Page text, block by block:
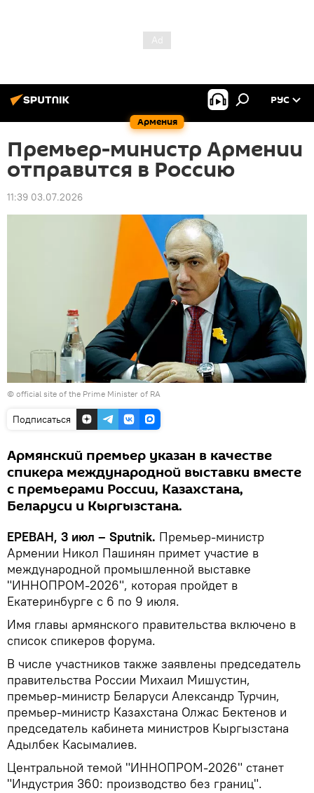
Армения
РУС
Премьер-министр Армении
отправится в Россию
11:39 03.07.2026
© official site of the Prime Minister of RA
Подписаться
Армянский премьер указан в качестве
спикера международной выставки вместе
с премьерами России, Казахстана,
Беларуси и Кыргызстана.
ЕРЕВАН, 3 июл – Sputnik. Премьер-министр
Армении Никол Пашинян примет участие в
международной промышленной выставке
"ИННОПРОМ-2026", которая пройдет в
Екатеринбурге с 6 по 9 июля.
Имя главы армянского правительства включено в
список спикеров форума.
В числе участников также заявлены председатель
правительства России Михаил Мишустин,
премьер-министр Беларуси Александр Турчин,
премьер-министр Казахстана Олжас Бектенов и
председатель кабинета министров Кыргызстана
Адылбек Касымалиев.
Центральной темой "ИННОПРОМ-2026" станет
"Индустрия 360: производство без границ".